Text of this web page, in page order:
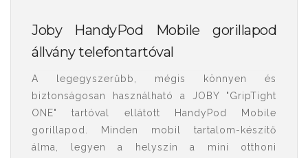
Joby HandyPod Mobile gorillapod
állvány telefontartóval
A legegyszerűbb, mégis könnyen és
biztonságosan használható a JOBY "GripTight
ONE" tartóval ellátott HandyPod Mobile
gorillapod. Minden mobil tartalom-készítő
álma, legyen a helyszín a mini otthoni